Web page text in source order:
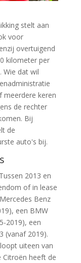
stelt aan
voor
overtuigend
kilometer per
Wie dat wil
meerdere keren
de rechter
Bij
de
auto's bij.
2013 en
of in lease
Benz
een BMW
2019), een
(vanaf 2019).
uiteen van
Citroën heeft de